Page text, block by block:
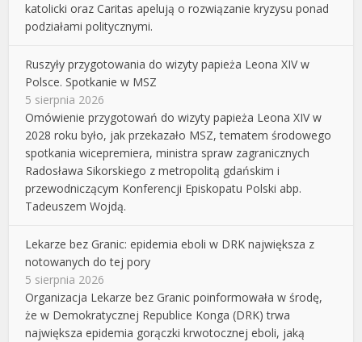
katolicki oraz Caritas apelują o rozwiązanie kryzysu ponad
podziałami politycznymi.
Ruszyły przygotowania do wizyty papieża Leona XIV w
Polsce. Spotkanie w MSZ
5 sierpnia 2026
Omówienie przygotowań do wizyty papieża Leona XIV w
2028 roku było, jak przekazało MSZ, tematem środowego
spotkania wicepremiera, ministra spraw zagranicznych
Radosława Sikorskiego z metropolitą gdańskim i
przewodniczącym Konferencji Episkopatu Polski abp.
Tadeuszem Wojdą.
Lekarze bez Granic: epidemia eboli w DRK największa z
notowanych do tej pory
5 sierpnia 2026
Organizacja Lekarze bez Granic poinformowała w środę,
że w Demokratycznej Republice Konga (DRK) trwa
największa epidemia gorączki krwotocznej eboli, jaką